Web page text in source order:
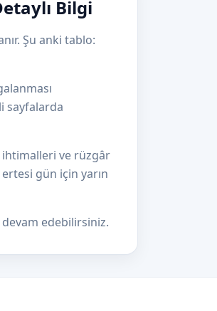
Bilgi
Şu anki tablo:
sayfalarda
ihtimalleri ve rüzgâr
gün için yarın
edebilirsiniz.